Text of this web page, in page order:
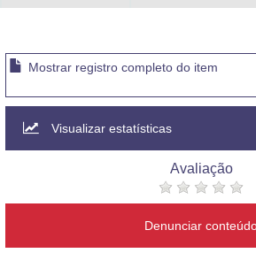
Mostrar registro completo do item
Visualizar estatísticas
Avaliação
Denunciar